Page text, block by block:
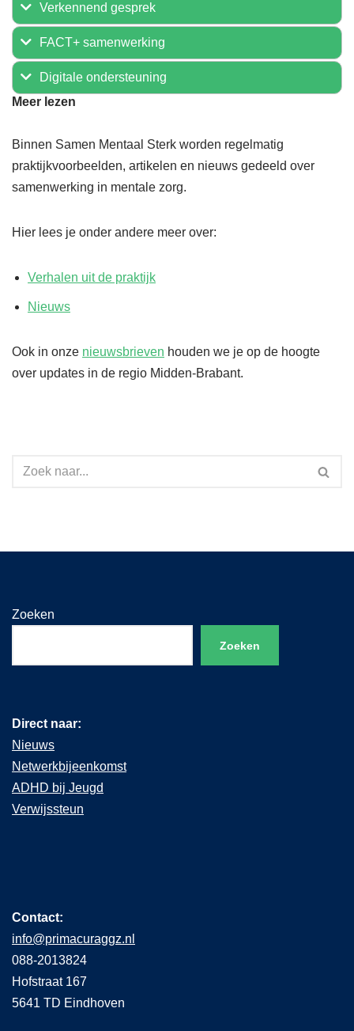
Verkennend gesprek
FACT+ samenwerking
Digitale ondersteuning
Meer lezen
Binnen Samen Mentaal Sterk worden regelmatig
praktijkvoorbeelden, artikelen en nieuws gedeeld over
samenwerking in mentale zorg.
Hier lees je onder andere meer over:
Verhalen uit de praktijk
Nieuws
Ook in onze nieuwsbrieven houden we je op de hoogte
over updates in de regio Midden-Brabant.
Zoeken
Zoeken
Direct naar:
Nieuws
Netwerkbijeenkomst
ADHD bij Jeugd
Verwijssteun
Contact:
info@primacuraggz.nl
088-2013824
Hofstraat 167
5641 TD Eindhoven